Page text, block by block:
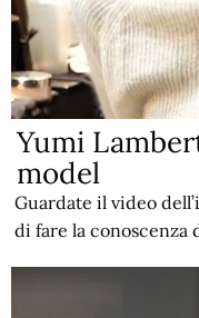
Yumi
model
Guardate il video
di fare la conoscenza